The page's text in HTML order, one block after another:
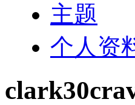
主题
个人资